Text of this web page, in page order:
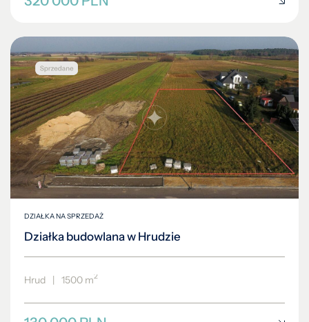
DZIAŁKA NA SPRZEDAŻ
Działka budowlana w Hrudzie
Hrud 1500 m2